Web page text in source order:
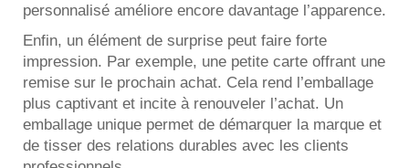
personnalisé améliore encore davantage l’apparence.
Enfin, un élément de surprise peut faire forte
impression. Par exemple, une petite carte offrant une
remise sur le prochain achat. Cela rend l’emballage
plus captivant et incite à renouveler l’achat. Un
emballage unique permet de démarquer la marque et
de tisser des relations durables avec les clients